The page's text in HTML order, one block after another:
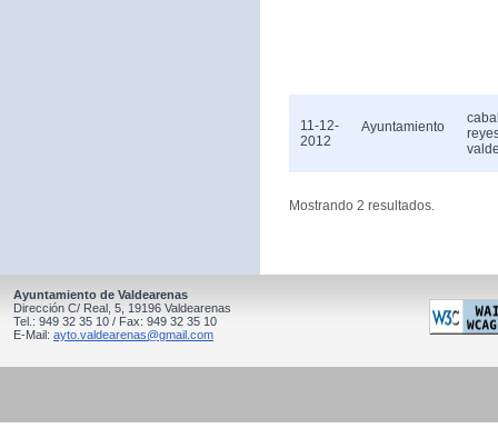
11-12-
2012
Ayuntamiento
Mostrando 2 resultados.
Ayuntamiento de Valdearenas
Dirección C/ Real, 5, 19196 Valdearenas
Tel.: 949 32 35 10 / Fax: 949 32 35 10
E-Mail: ayto.valdearenas@gmail.com